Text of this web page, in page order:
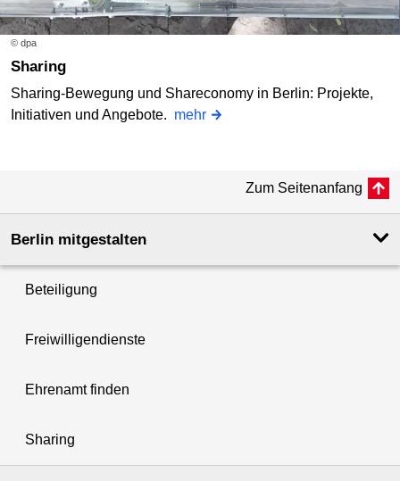
© dpa
Sharing
Sharing-Bewegung und Shareconomy in Berlin: Projekte,
Initiativen und Angebote. mehr
Zum Seitenanfang
Berlin mitgestalten
Beteiligung
Freiwilligendienste
Ehrenamt finden
Sharing